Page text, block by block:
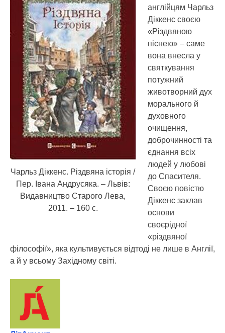
Чарльз Діккенс. Різдвяна історія /
Пер. Івана Андрусяка. – Львів:
Видавництво Старого Лева,
2011. – 160 с.
англійцям Чарльз
Діккенс своєю
«Різдвяною
піснею» – саме
вона внесла у
святкування
потужний
животворний дух
морального й
духовного
очищення,
доброчинності та
єднання всіх
людей у любові
до Спасителя.
Своєю повістю
Діккенс заклав
основи
своєрідної
«різдвяної
філософії», яка культивується відтоді не лише в Англії,
а й у всьому Західному світі.